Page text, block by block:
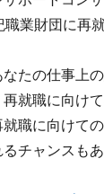
職業財団に再
なたの仕事上
再就職に向け
職に向けて
チャンスも